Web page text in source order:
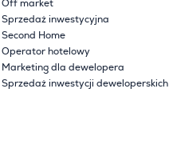
Off market
Sprzedaż inwestycyjna
Second Home
Operator hotelowy
Marketing dla dewelopera
Sprzedaż inwestycji deweloperskich